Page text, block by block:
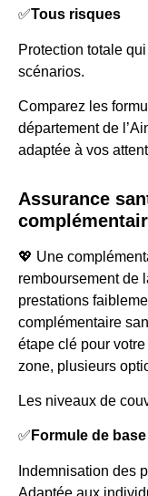
✅Tous risques
Protection totale
scénarios.
Comparez les
département de
adaptée à vos
Assurance
💖 Une
remboursement de
prestations
complémentaire
étape clé pour
zone, plusieurs
Les niveaux de
✅ Formule de base
Indemnisation des
Adaptée aux